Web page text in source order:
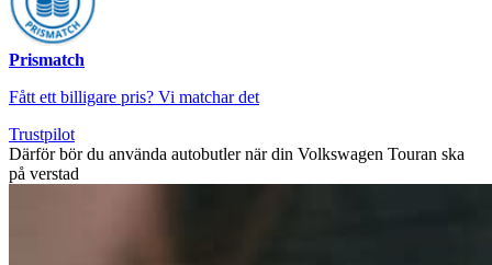
Prismatch
Fått ett billigare pris? Vi matchar det
Trustpilot
Därför bör du använda autobutler när din Volkswagen Touran ska
på verstad